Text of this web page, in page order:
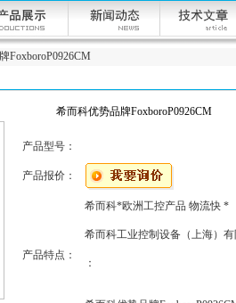
FoxboroP0926CM
希而科优势品牌FoxboroP0926CM
产品型号：
产品报价：
产品特点：
希而科*欧洲工控产品 物流快 *
希而科工业控制设备（上海）有
：